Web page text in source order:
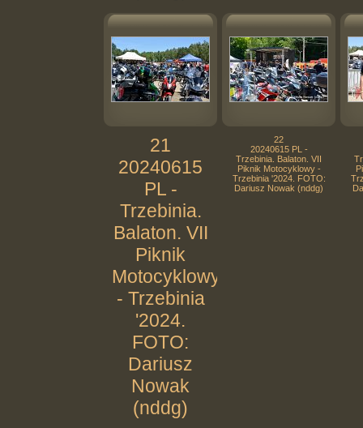
21
20240615
PL -
Trzebinia.
Balaton. VII
Piknik
Motocyklowy
- Trzebinia
'2024.
FOTO:
Dariusz
Nowak
(nddg)
22
20240615 PL -
Trzebinia. Balaton. VII
Piknik Motocyklowy -
Trzebinia '2024. FOTO:
Dariusz Nowak (nddg)